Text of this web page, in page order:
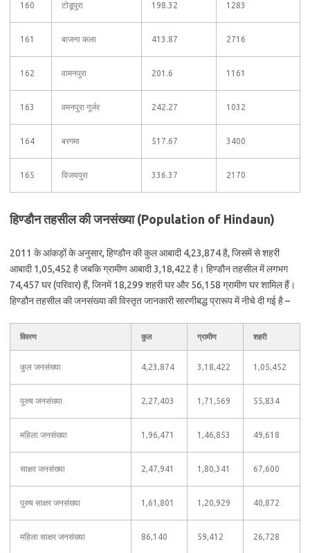
160 टोडूपुरा 198.32 1283
161 बाजना कला 413.87 2716
162 वामनपुरा 201.6 1161
163 वमनपुरा गूर्जर 242.27 1032
164 बरगमा 517.67 3400
165 विजयपुरा 336.37 2170
हिण्डौन तहसील की जनसंख्या (Population of Hindaun)
2011 के आंकड़ों के अनुसार, हिण्डौन की कुल आबादी 4,23,874 है, जिसमें से शहरी
आबादी 1,05,452 है जबकि ग्रामीण आबादी 3,18,422 है। हिण्डौन तहसील में लगभग
74,457 घर (परिवार) हैं, जिनमें 18,299 शहरी घर और 56,158 ग्रामीण घर शामिल हैं।
हिण्डौन तहसील की जनसंख्या की विस्तृत जानकारी सारणीबद्ध प्रारूप में नीचे दी गई है –
विवरण कुल ग्रामीण शहरी
कुल जनसंख्या 4,23,874 3,18,422 1,05,452
पुरुष जनसंख्या 2,27,403 1,71,569 55,834
महिला जनसंख्या 1,96,471 1,46,853 49,618
साक्षर जनसंख्या 2,47,941 1,80,341 67,600
पुरुष साक्षर जनसंख्या 1,61,801 1,20,929 40,872
महिला साक्षर जनसंख्या 86,140 59,412 26,728